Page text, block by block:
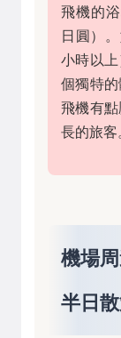
飛機的
日圓）
小時以
個獨特
飛機有
長的旅客
機場
半日